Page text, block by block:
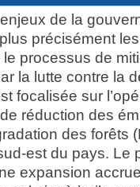
de la
précisément
processus de
la lutte contre la
focalisée sur
réduction des
des forêts
est du pays. Le
expansion